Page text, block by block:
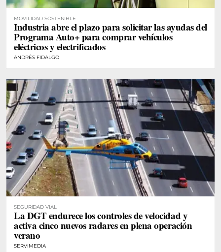
MOVILIDAD SOSTENIBLE
Industria abre el plazo para solicitar las ayudas del
Programa Auto+ para comprar vehículos
eléctricos y electrificados
ANDRÉS FIDALGO
SEGURIDAD VIAL
La DGT endurece los controles de velocidad y
activa cinco nuevos radares en plena operación
verano
SERVIMEDIA